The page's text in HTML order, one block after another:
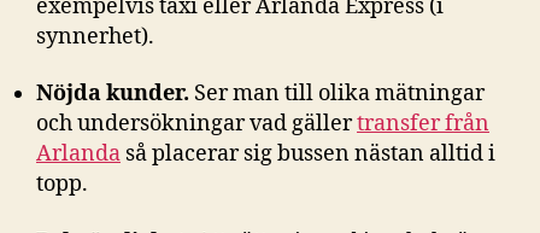
exempelvis taxi eller Arlanda Express (i
synnerhet).
Nöjda kunder. Ser man till olika mätningar
och undersökningar vad gällertransfer från
Arlanda så placerar sig bussen nästan alltid i
topp.